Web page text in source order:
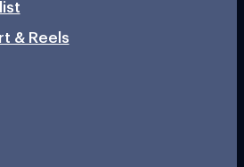
& Reels